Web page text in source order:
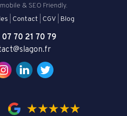
& SEO Friendly.
Contact CGV| Blog
07 70 21 70 79